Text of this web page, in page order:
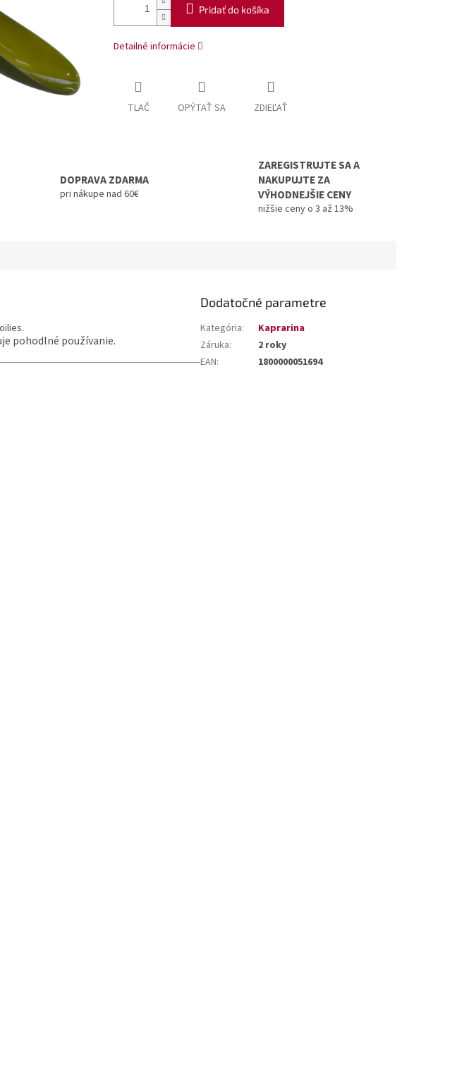
Pridať do košíka
Detailné informácie
TLAČ OPÝTAŤ SA ZDIEĽAŤ
DOPRAVA ZDARMA
pri nákupe nad 60€
ZAREGISTRUJTE SA A
NAKUPUJTE ZA
VÝHODNEJŠIE CENY
nižšie ceny o 3 až 13%
pohodlné používanie.
Dodatočné parametre
Kategória:
Kaprarina
Záruka:
2 roky
EAN: 1800000051694